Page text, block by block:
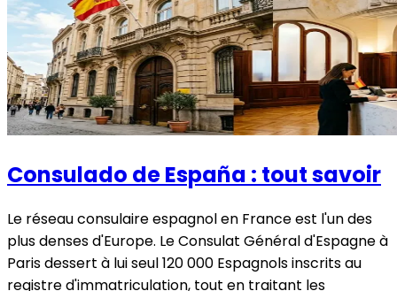
Consulado de España : tout savoir
Le réseau consulaire espagnol en France est l'un des
plus denses d'Europe. Le Consulat Général d'Espagne à
Paris dessert à lui seul 120 000 Espagnols inscrits au
registre d'immatriculation, tout en traitant les